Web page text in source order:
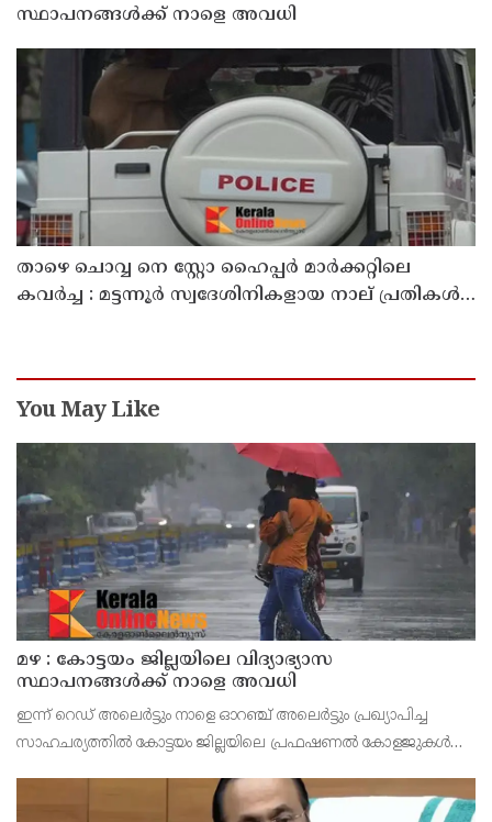
സ്ഥാപനങ്ങൾക്ക് നാളെ അവധി
താഴെ ചൊവ്വ നെ സ്റ്റോ ഹൈപ്പർ മാർക്കറ്റിലെ
കവർച്ച : മട്ടന്നൂർ സ്വദേശിനികളായ നാല് പ്രതികൾ
You May Like
മഴ : കോട്ടയം ജില്ലയിലെ വിദ്യാഭ്യാസ
സ്ഥാപനങ്ങൾക്ക് നാളെ അവധി
ഇന്ന് റെഡ് അലെർട്ടും നാളെ ഓറഞ്ച് അലെർട്ടും പ്രഖ്യാപിച്ച
സാഹചര്യത്തിൽ കോട്ടയം ജില്ലയിലെ പ്രഫഷണൽ കോളജുകൾ
വെള്ളി) ജില്ലാ കളക്ടർ ചേതൻ കുമാർ മീ